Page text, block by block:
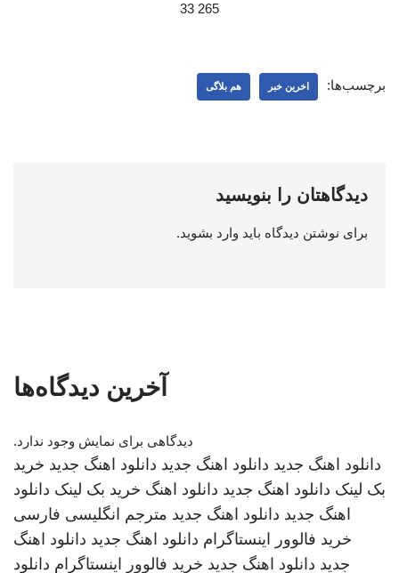
265 33
برچسب‌ها: اخرین خبر هم بلاگی
دیدگاهتان را بنویسید
برای نوشتن دیدگاه باید وارد بشوید.
آخرین دیدگاه‌ها
دیدگاهی برای نمایش وجود ندارد.
دانلود اهنگ جدید دانلود اهنگ جدید دانلود اهنگ جدید خرید
بک لینک دانلود اهنگ جدید دانلود اهنگ خرید بک لینک دانلود
اهنگ جدید دانلود اهنگ جدید مترجم انگلیسی فارسی
خرید فالوور اینستاگرام دانلود اهنگ جدید دانلود اهنگ
جدید دانلود اهنگ جدید خرید فالوور اینستاگرام دانلود